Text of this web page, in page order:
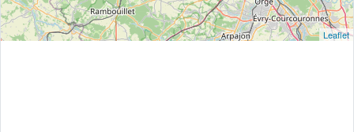
Leaflet